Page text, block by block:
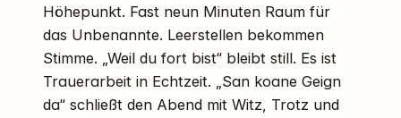
Höhepunkt. Fast neun Minuten Raum für
das Unbenannte. Leerstellen bekommen
Stimme. „Weil du fort bist“ bleibt still. Es ist
Trauerarbeit in Echtzeit. „San koane Geign
da“ schließt den Abend mit Witz, Trotz und